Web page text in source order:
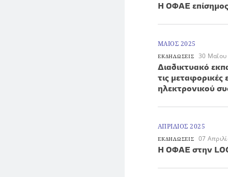
H ΟΦΑΕ
ΜΑΙΟΣ 2025
ΕΚΔΗΛΩΣΕΙΣ 30
Διαδικτυακό
τις
ηλεκτρονικού
ΑΠΡΙΛΙΟΣ 2025
ΕΚΔΗΛΩΣΕΙΣ 07
H ΟΦΑΕ στην